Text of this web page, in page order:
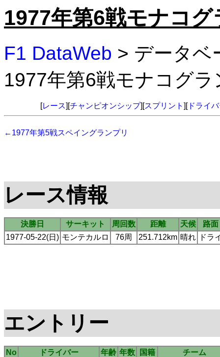
1977年第6戦モナコ
F1 DataWeb > データ
1977年第6戦モナコグ
[レース][チャンピオンシップ][スプリント ][ドライ
←1977年第5戦スペイングランプリ
レース情報
決勝日 サーキット 周回数 距離 天候
路面
1977-05-22(日) モンテカルロ 76周 251.712km 晴れ ドラ
エントリー
No ドライバー 年齢 年数 国籍
チーム